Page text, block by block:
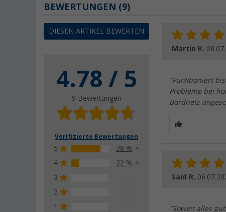
BEWERTUNGEN (9)
DIESEN ARTIKEL BEWERTEN
4.78 / 5
9 Bewertungen
Verifizierte Bewertungen
5
78 %
4
22 %
3
2
1
Martin K.
"Funktioniert
Probleme bei
Bordnetz
Said R.
"Soweit alles